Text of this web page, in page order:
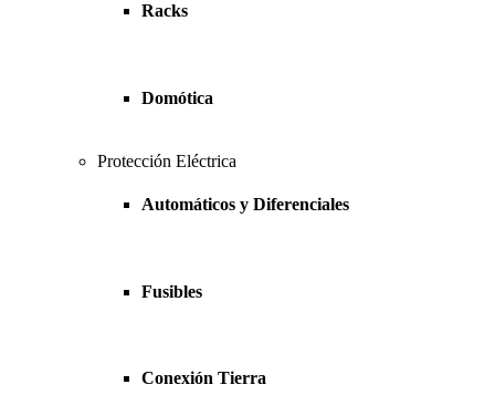
Racks
Domótica
Protección Eléctrica
Automáticos y Diferenciales
Fusibles
Conexión Tierra